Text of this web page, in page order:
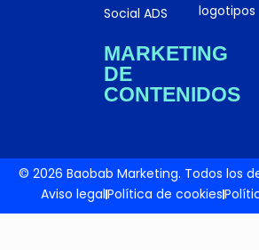
Social ADS
MARKETING
DE
CONTENIDOS
logotipos
© 2026 Baobab Marketing. Todos los
Aviso legalPolítica de cookies